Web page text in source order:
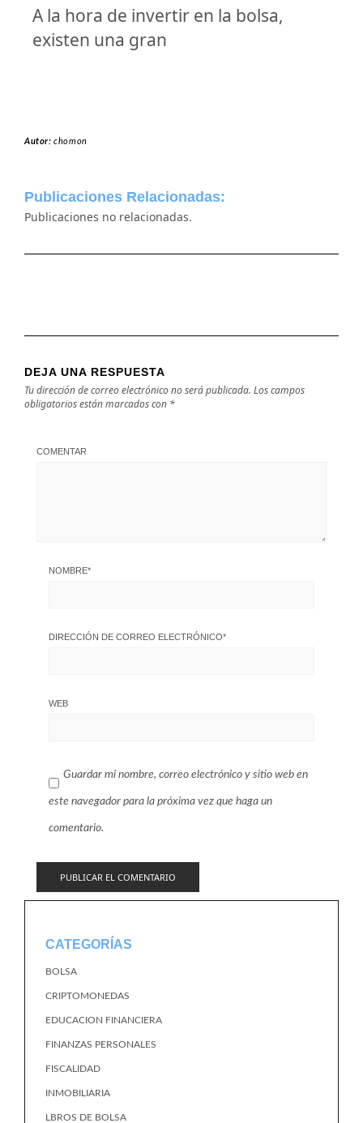
A la hora de invertir en la bolsa,
existen una gran
Autor:chomon
Publicaciones Relacionadas:
Publicaciones no relacionadas.
DEJA UNA RESPUESTA
Tu dirección de correo electrónico no será publicada. Los campos
obligatorios están marcados con *
COMENTAR
NOMBRE*
DIRECCIÓN DE CORREO ELECTRÓNICO*
WEB
Guardar mi nombre, correo electrónico y sitio web en
este navegador para la próxima vez que haga un
comentario.
CATEGORÍAS
BOLSA
CRIPTOMONEDAS
EDUCACION FINANCIERA
FINANZAS PERSONALES
FISCALIDAD
INMOBILIARIA
LBROS DE BOLSA